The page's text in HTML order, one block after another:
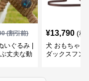
(割引前)
いぐるみ |
丈夫な動
¥13,790 (税
犬 おもちゃ
ダックスフン